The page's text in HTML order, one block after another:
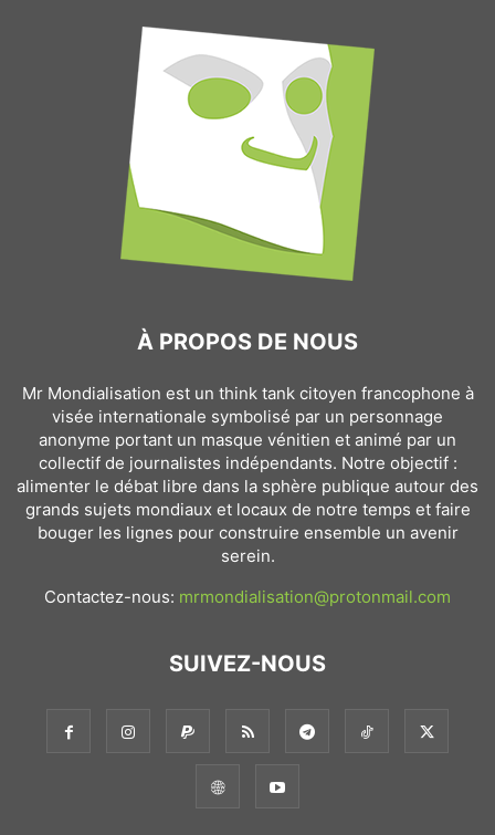
À PROPOS DE NOUS
Mr Mondialisation est un think tank citoyen francophone à
visée internationale symbolisé par un personnage
anonyme portant un masque vénitien et animé par un
collectif de journalistes indépendants. Notre objectif :
alimenter le débat libre dans la sphère publique autour des
grands sujets mondiaux et locaux de notre temps et faire
bouger les lignes pour construire ensemble un avenir
serein.
Contactez-nous: mrmondialisation@protonmail.com
SUIVEZ-NOUS